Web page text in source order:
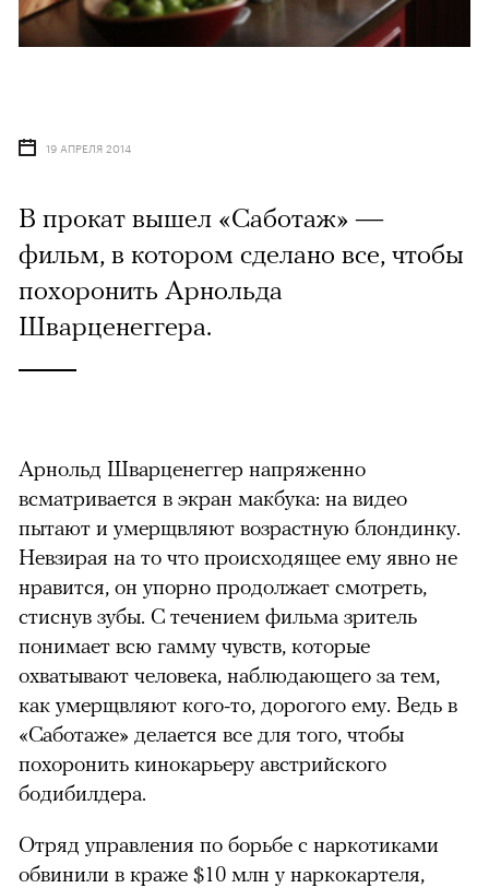
19 АПРЕЛЯ 2014
В прокат вышел «Саботаж» —
фильм, в котором сделано все, чтобы
похоронить Арнольда
Шварценеггера.
Арнольд Шварценеггер напряженно
всматривается в экран макбука: на видео
пытают и умерщвляют возрастную блондинку.
Невзирая на то что происходящее ему явно не
нравится, он упорно продолжает смотреть,
стиснув зубы. С течением фильма зритель
понимает всю гамму чувств, которые
охватывают человека, наблюдающего за тем,
как умерщвляют кого-то, дорогого ему. Ведь в
«Саботаже» делается все для того, чтобы
похоронить кинокарьеру австрийского
бодибилдера.
Отряд управления по борьбе с наркотиками
обвинили в краже $10 млн у наркокартеля,